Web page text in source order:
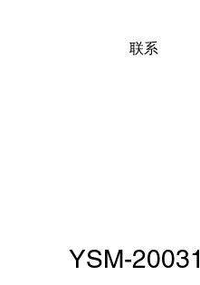
联系
YSM-20031